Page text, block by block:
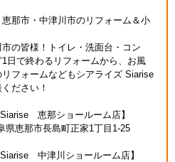
那市・中津川市のリフォーム＆小
の皆様！トイレ・洗面台・コン
日で終わるリフォームから、お風
フォームなどもシアライズ Siarise
ださい！
Siarise 恵那ショールーム店】
県恵那市長島町正家1丁目1-25
Siarise 中津川ショールーム店】